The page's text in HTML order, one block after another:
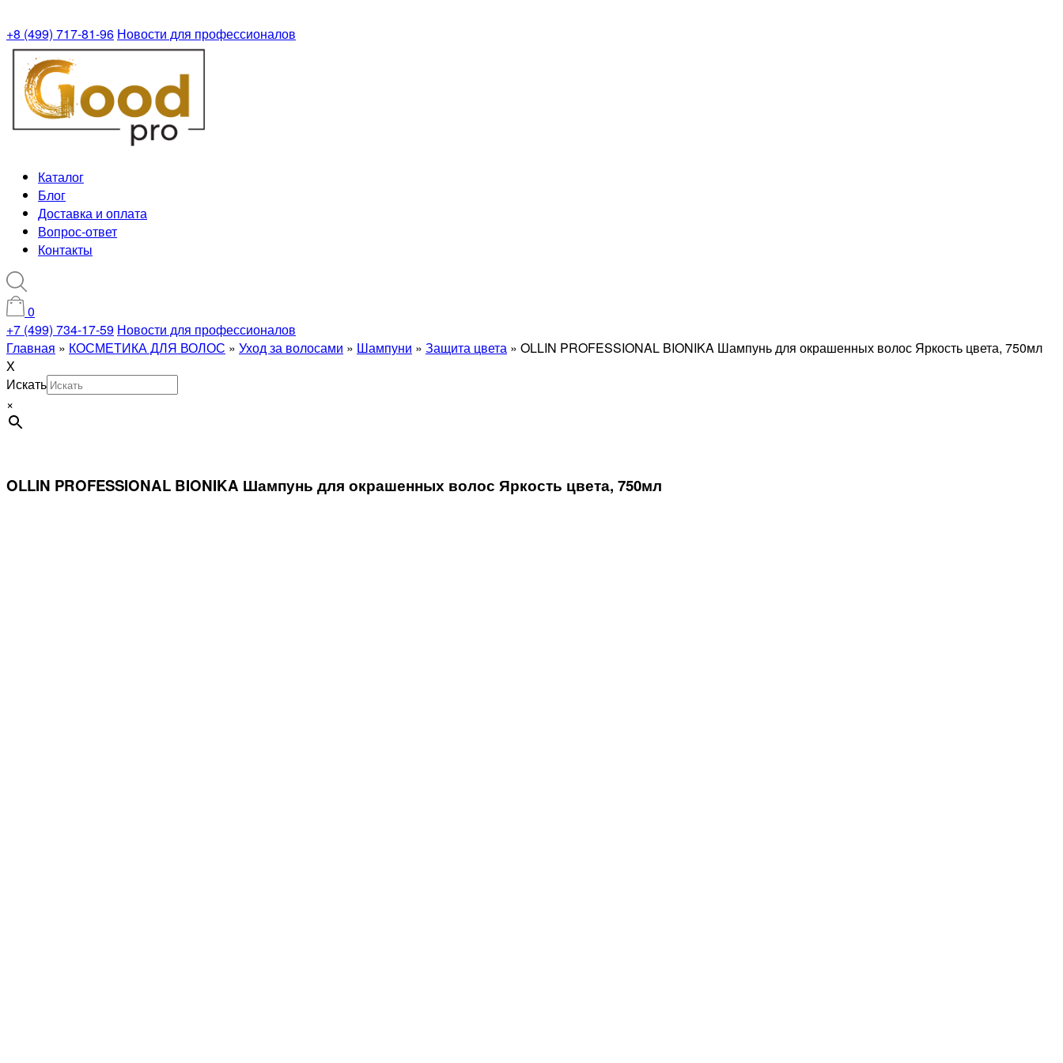
+8 (499) 717-81-96 Новости для профессионалов
Каталог
Блог
Доставка и оплата
Вопрос-ответ
Контакты
0
+7 (499) 734-17-59 Новости для профессионалов
Главная » КОСМЕТИКА ДЛЯ ВОЛОС » Уход за волосами » Шампуни » Защита цвета » OLLIN PROFESSIONAL BIONIKA Шампунь для окрашенных волос Яркость цвета, 750мл
X
Искать
×
OLLIN PROFESSIONAL BIONIKA Шампунь для окрашенных волос Яркость цвета, 750мл